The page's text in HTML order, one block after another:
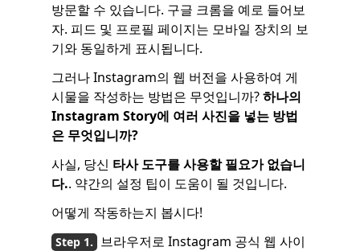
방문할 수 있습니다. 구글 크롬을 예로 들어보
자. 피드 및 프로필 페이지는 모바일 장치의 보
기와 동일하게 표시됩니다.
그러나 Instagram의 웹 버전을 사용하여 게
시물을 작성하는 방법은 무엇입니까?하나의
Instagram Story에 여러 사진을 넣는 방법
은 무엇입니까?
사실, 당신 타사 도구를 사용할 필요가 없습니
다.. 약간의 설정 팁이 도움이 될 것입니다.
어떻게 작동하는지 봅시다!
브라우저로 Instagram 공식 웹 사이